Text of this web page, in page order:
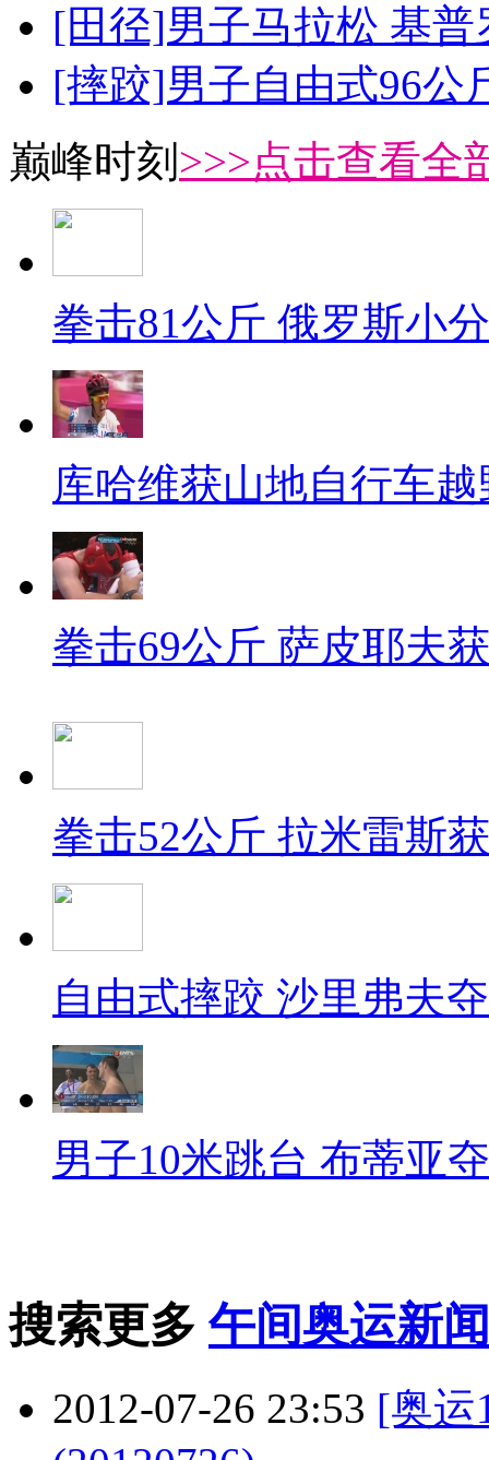
[田径]男子马拉松 基
[摔跤]男子自由式96公
巅峰时刻 >>>点击查看全
拳击81公斤 俄罗斯小
库哈维获山地自行车
拳击69公斤 萨皮耶夫
拳击52公斤 拉米雷斯
自由式摔跤 沙里弗夫
男子10米跳台 布蒂亚
搜索更多 午间奥运新闻
2012-07-26 23:53 [奥运